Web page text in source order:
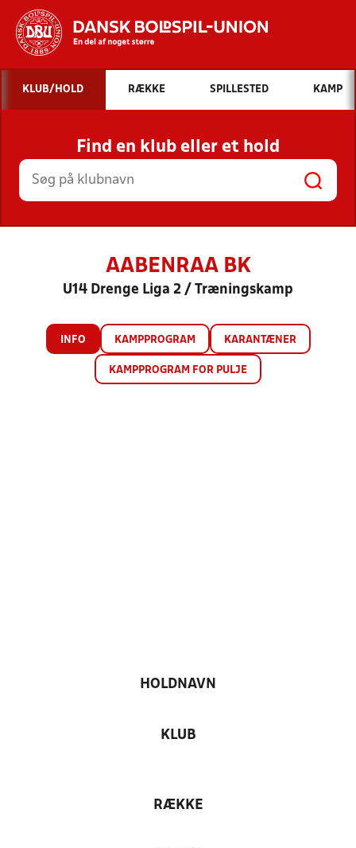
Hvad vil du søge efter?
INDHOLD OG NYHEDER
STILLINGER, RESULTATER, KLUBBER OG
HOLD
KLUB/HOLD RÆKKE SPILLESTED KAMP
Find en klub eller et hold
AABENRAA BK
U14 Drenge Liga 2 / Træningskamp
INFO KAMPPROGRAM KARANTÆNER
KAMPPROGRAM FOR PULJE
HOLDNAVN
KLUB
RÆKKE